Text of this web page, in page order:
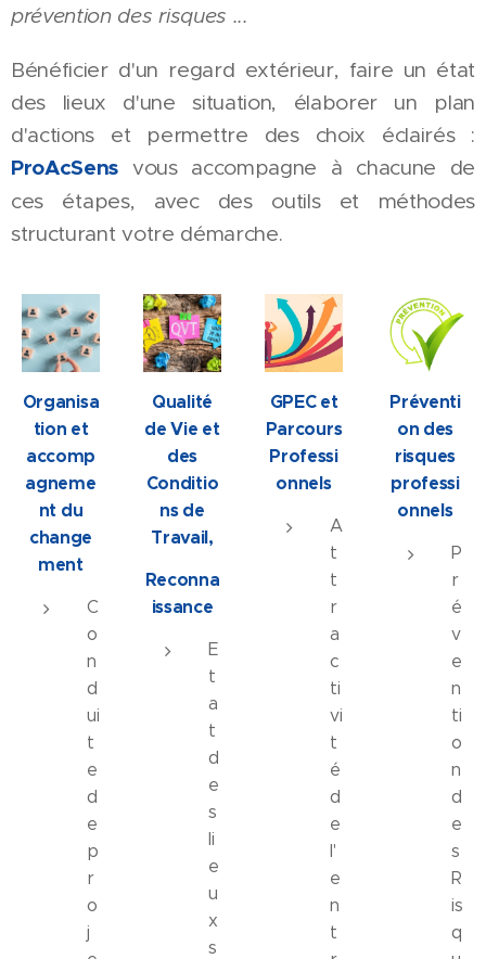
prévention des risques ...
Bénéficier d'un regard extérieur, faire un état
des lieux d'une situation, élaborer un plan
d'actions et permettre des choix éclairés :
ProAcSens vous accompagne à chacune de
ces étapes, avec des outils et méthodes
structurant votre démarche.
Organisa
tion et
accomp
agneme
nt du
change
ment
C
o
n
d
ui
t
e
d
e
p
r
o
j
Qualité
de Vie et
des
Conditio
ns de
Travail,
Reconna
issance
E
t
a
t
d
e
s
li
e
u
x
s
GPEC et
Parcours
Professi
onnels
A
t
t
r
a
c
ti
vi
t
é
d
e
l'
e
n
t
Préventi
on des
risques
professi
onnels
P
r
é
v
e
n
ti
o
n
d
e
s
R
is
q